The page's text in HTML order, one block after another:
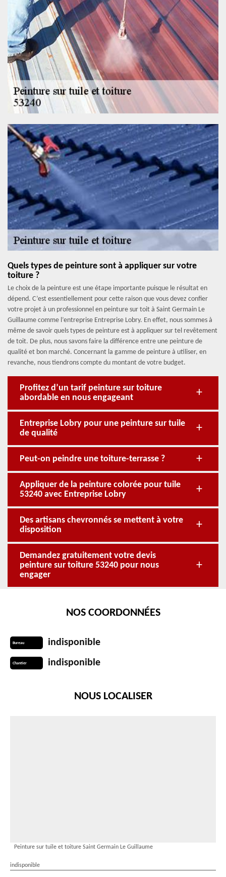
Quels types de peinture sont à appliquer sur votre
toiture ?
Le choix de la peinture est une étape importante puisque le résultat en
dépend. C’est essentiellement pour cette raison que vous devez confier
votre projet à un professionnel en peinture sur toit à Saint Germain Le
Guillaume comme l’entreprise Entreprise Lobry. En effet, nous sommes à
même de savoir quels types de peinture est à appliquer sur tel revêtement
de toit. De plus, nous savons faire la différence entre une peinture de
qualité et bon marché. Concernant la gamme de peinture à utiliser, en
revanche, nous tiendrons compte du montant de votre budget.
Profitez d’un tarif peinture sur toiture
abordable en nous engageant
Entreprise Lobry pour une peinture sur tuile
de qualité
Peut-on peindre une toiture-terrasse ?
Appliquer de la peinture colorée pour tuile
53240 avec Entreprise Lobry
Des artisans chevronnés se mettent à votre
disposition
Demandez gratuitement votre devis
peinture sur toiture 53240 pour nous
engager
NOS COORDONNÉES
Bureau indisponible
Chantier indisponible
NOUS LOCALISER
Peinture sur tuile et toiture Saint Germain Le Guillaume
indisponible